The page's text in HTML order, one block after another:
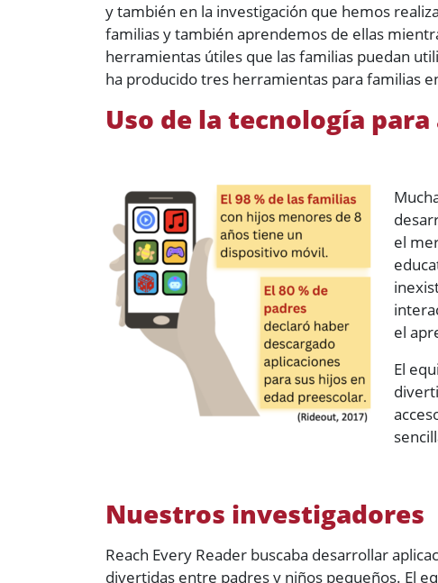
y también en la investigación que hemos
familias y también aprendemos de ellas
herramientas útiles que las familias puedan
ha producido tres herramientas para familias
Uso de la tecnología
el
el
El
Nuestros investigadores
Reach Every Reader buscaba desarrollar
divertidas entre padres y niños pequeños. El